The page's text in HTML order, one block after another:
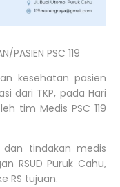
PASIEN PSC 119
kesehatan pasien
dari TKP, pada Hari
tim Medis PSC 119
tindakan medis
RSUD Puruk Cahu,
RS tujuan.